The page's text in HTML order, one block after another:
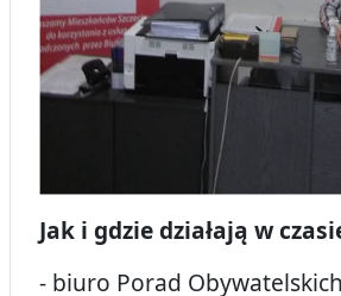
Jak i gdzie działają w
- biuro Porad